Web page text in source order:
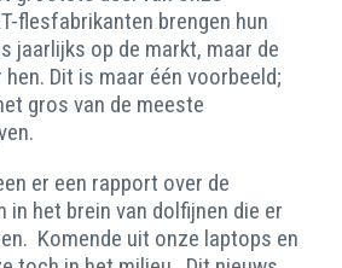
flesfabrikanten brengen hun
jaarlijks op de markt, maar de
Dit is maar één voorbeeld;
gros van de meeste
er een rapport over de
het brein van dolfijnen die er
Komende uit onze laptops en